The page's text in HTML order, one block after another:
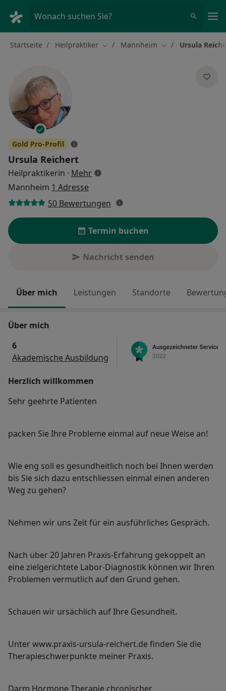
Wonach suchen Sie?
Startseite Heilpraktiker Stadt ändern
Mannheim Stadt ändern
Ursula
Gold Pro-Profil
Ursula Reichert
Heilpraktikerin · Mehrüber Spezialisierungen
Mannheim 1 Adresse
50 Bewertungen
Termin buchen
Nachricht senden
Über mich Leistungen Standorte
Über mich
6
Akademische Ausbildung
Herzlich willkommen
Sehr geehrte Patienten
packen Sie Ihre Probleme einmal auf neue Weise an!
Wie eng soll es gesundheitlich noch bei Ihnen werden
bis Sie sich dazu entschliessen einmal einen anderen
Weg zu gehen?
Nehmen wir uns Zeit für ein ausführliches Gespräch.
Nach über 20 Jahren Praxis-Erfahrung gekoppelt an
eine zielgerichtete Labor-Diagnostik können wir Ihren
Problemen vermutlich auf den Grund gehen.
Schauen wir ursächlich auf Ihre Gesundheit.
Unter www.praxis-ursula-reichert.de finden Sie die
Therapieschwerpunkte meiner Praxis.
Darm Hormone Therapie chronischer